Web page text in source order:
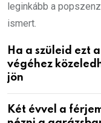
leginkább a
ismert.
Ha a szüleid ezt
végéhez
jön
Két évvel a